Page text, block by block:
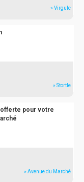
» Virgule
» Stortle
pour votre
» Avenue du Marché